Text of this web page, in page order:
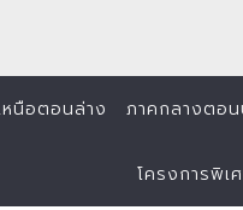
หนือตอนล่าง ภาคกลางตอ
โครงการพิเ